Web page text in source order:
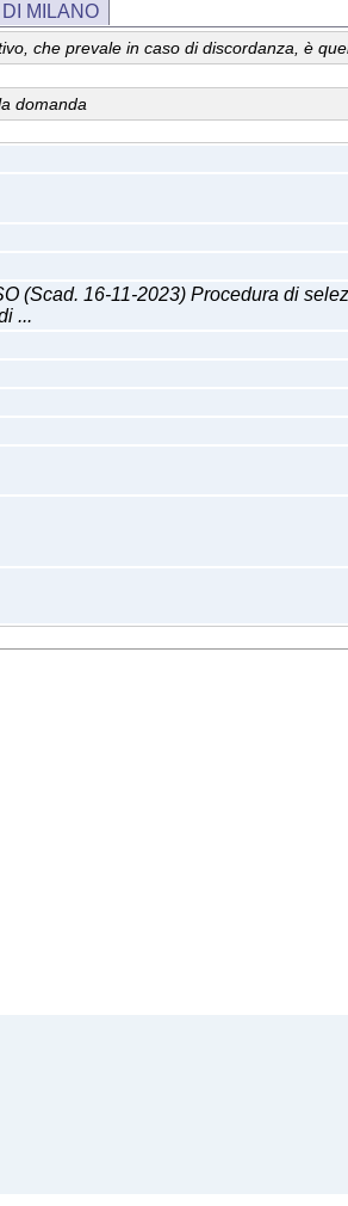
MILANO
che prevale in caso di discordanza, è
domanda
(Scad. 16-11-2023) Procedura di
...